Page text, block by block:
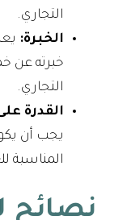
التجاري.
الخبرة:
خبرته عن
التجاري.
القدرة
يجب أن
المناسبة
نصائح